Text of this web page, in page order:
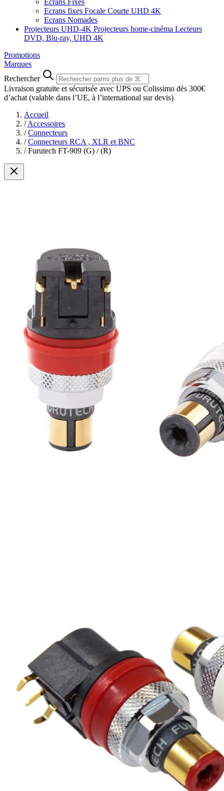
Ecrans Fixes
Ecrans fixes Focale Courte UHD 4K
Ecrans Nomades
Projecteurs UHD-4K Projecteurs home-cinéma Lecteurs
DVD, Blu-ray, UHD 4K
Promotions
Marques
Rechercher
Livraison gratuite et sécurisée avec UPS ou Colissimo dès 300€
d’achat (valable dans l’UE, à l’international sur devis)
Accueil
/ Accessoires
/ Connecteurs
/ Connecteurs RCA , XLR et BNC
/ Furutech FT-909 (G) / (R)